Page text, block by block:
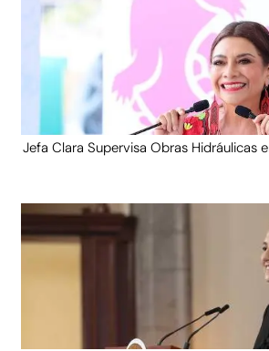
Jefa Clara Supervisa Obras Hidráulicas